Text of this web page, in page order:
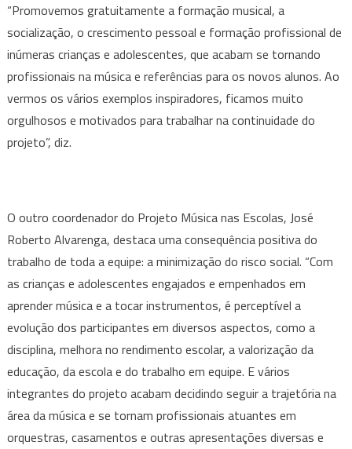
“Promovemos gratuitamente a formação musical, a
socialização, o crescimento pessoal e formação profissional de
inúmeras crianças e adolescentes, que acabam se tornando
profissionais na música e referências para os novos alunos. Ao
vermos os vários exemplos inspiradores, ficamos muito
orgulhosos e motivados para trabalhar na continuidade do
projeto”, diz.
O outro coordenador do Projeto Música nas Escolas, José
Roberto Alvarenga, destaca uma consequência positiva do
trabalho de toda a equipe: a minimização do risco social. “Com
as crianças e adolescentes engajados e empenhados em
aprender música e a tocar instrumentos, é perceptível a
evolução dos participantes em diversos aspectos, como a
disciplina, melhora no rendimento escolar, a valorização da
educação, da escola e do trabalho em equipe. E vários
integrantes do projeto acabam decidindo seguir a trajetória na
área da música e se tornam profissionais atuantes em
orquestras, casamentos e outras apresentações diversas e